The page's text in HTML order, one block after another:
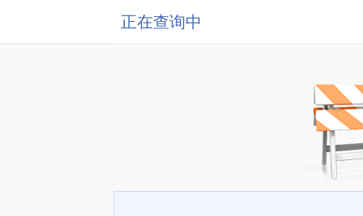
正在查询中